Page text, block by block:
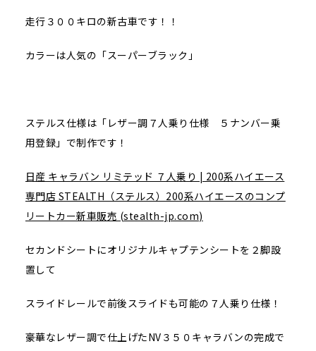
走行３００キロの新古車です！！
カラーは人気の「スーパーブラック」
ステルス仕様は「レザー調７人乗り仕様 ５ナンバー乗
用登録」で制作です！
日産 キャラバン リミテッド ７人乗り | 200系ハイエース
専門店 STEALTH（ステルス）200系ハイエースのコンプ
リートカー新車販売 (stealth-jp.com)
セカンドシートにオリジナルキャプテンシートを２脚設
置して
スライドレールで前後スライドも可能の７人乗り仕様！
豪華なレザー調で仕上げたNV３５０キャラバンの完成で